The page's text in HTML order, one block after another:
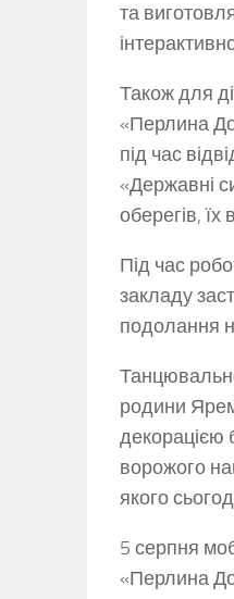
та
Також для
«Перлина
під час
«Державні
оберегів, їх
Під час
закладу
подолання
родини
декорацією
ворожого
якого
5 серпня
«Перлина